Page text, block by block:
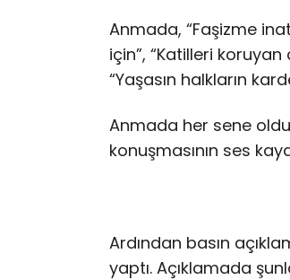
Anmada, “Faşizme
için”, “Katilleri koruyan
“Yaşasın halkların
Anmada her sene
konuşmasının ses
Ardından basın
yaptı. Açıklamada